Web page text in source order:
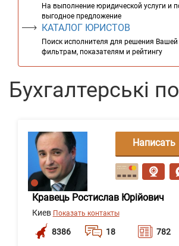
На выполнение юридической услуги и
выгодное предложение
КАТАЛОГ ЮРИСТОВ
Поиск исполнителя для решения
фильтрам, показателям и рейтингу
Бухгалтерські
Кравець Ростислав Юрійович
Киев Показать контакты
8386 18 782
Написать
сообщение